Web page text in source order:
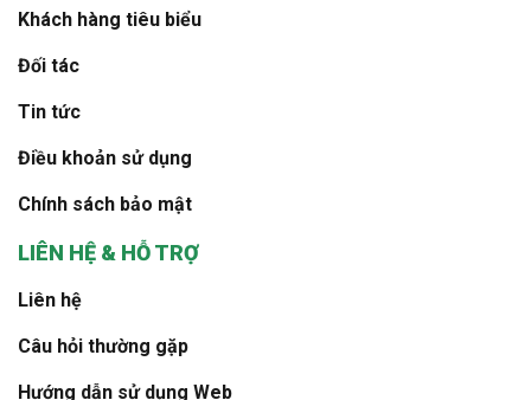
Khách hàng tiêu biểu
Đối tác
Tin tức
Điều khoản sử dụng
Chính sách bảo mật
LIÊN HỆ & HỖ TRỢ
Liên hệ
Câu hỏi thường gặp
Hướng dẫn sử dụng Web